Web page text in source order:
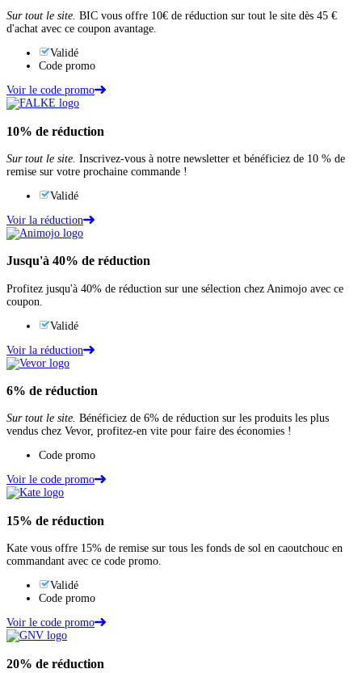
Sur tout le site. BIC vous offre 10€ de réduction sur tout le site dès 45 €
d'achat avec ce coupon avantage.
Validé
Code promo
Voir le code promo
10% de réduction
Sur tout le site. Inscrivez-vous à notre newsletter et bénéficiez de 10 % de
remise sur votre prochaine commande !
Validé
Voir la réduction
Jusqu'à 40% de réduction
Profitez jusqu'à 40% de réduction sur une sélection chez Animojo avec ce
coupon.
Validé
Voir la réduction
6% de réduction
Sur tout le site. Bénéficiez de 6% de réduction sur les produits les plus
vendus chez Vevor, profitez-en vite pour faire des économies !
Code promo
Voir le code promo
15% de réduction
Kate vous offre 15% de remise sur tous les fonds de sol en caoutchouc en
commandant avec ce code promo.
Validé
Code promo
Voir le code promo
20% de réduction